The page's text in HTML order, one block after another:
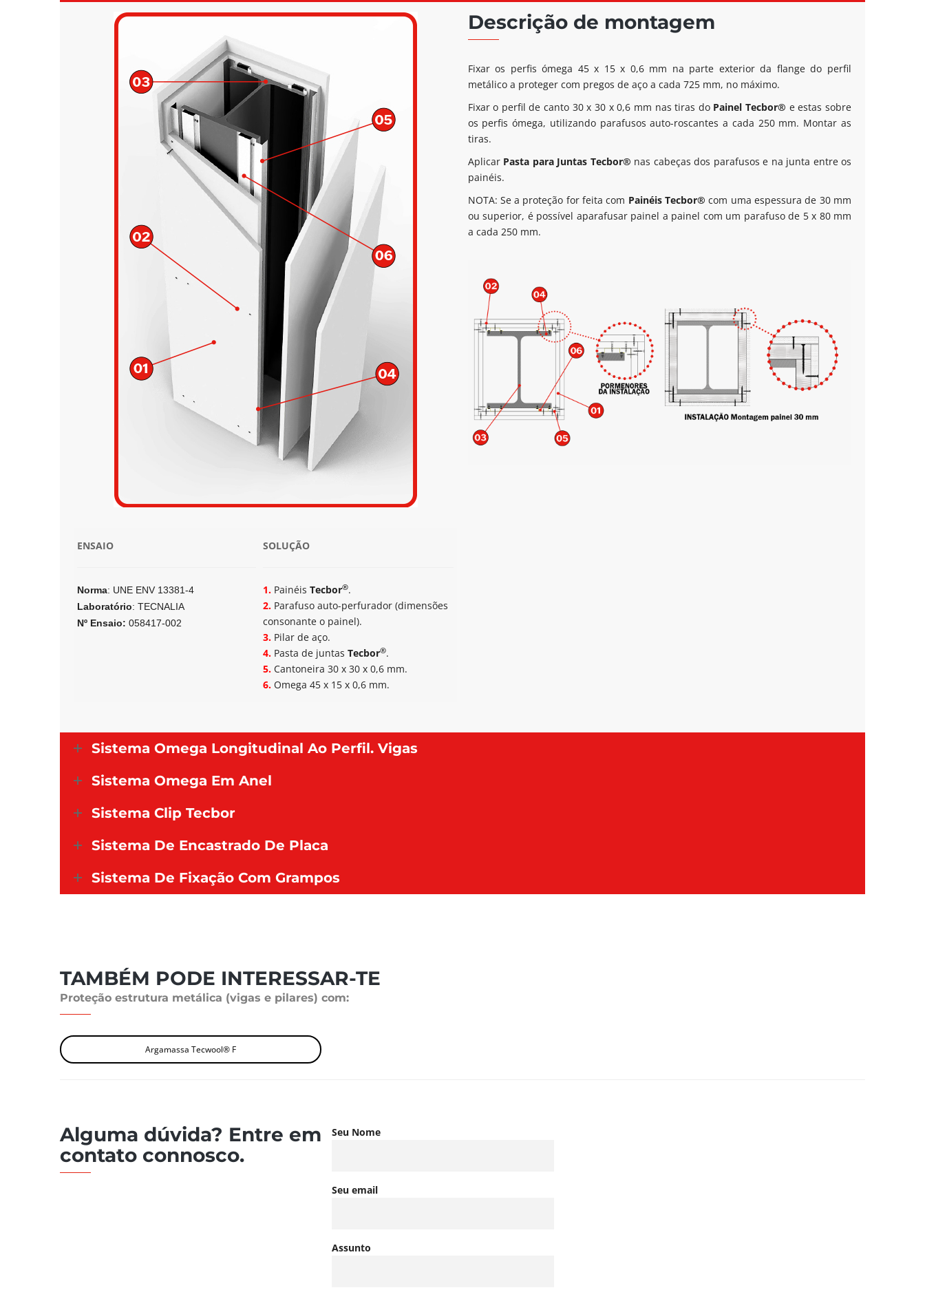
ENSAIO
Norma: UNE ENV 13381-4
Laboratório: TECNALIA
Nº Ensaio: 058417-002
SOLUÇÃO
1. Painéis Tecbor®.
2. Parafuso auto-perfurador (dimensões
consonante o painel).
3. Pilar de aço.
4. Pasta de juntas Tecbor®.
5. Cantoneira 30 x 30 x 0,6 mm.
6. Omega 45 x 15 x 0,6 mm.
Descrição de montagem
Fixar os perfis ómega 45 x 15 x 0,6 mm na parte exterior da flange do perfil
metálico a proteger com pregos de aço a cada 725 mm, no máximo.
Fixar o perfil de canto 30 x 30 x 0,6 mm nas tiras do Painel Tecbor® e estas sobre
os perfis ómega, utilizando parafusos auto-roscantes a cada 250 mm. Montar as
tiras.
Aplicar Pasta para Juntas Tecbor® nas cabeças dos parafusos e na junta entre os
painéis.
NOTA: Se a proteção for feita com Painéis Tecbor® com uma espessura de 30 mm
ou superior, é possível aparafusar painel a painel com um parafuso de 5 x 80 mm
a cada 250 mm.
Sistema Omega Longitudinal Ao Perfil. Vigas
Sistema Omega Em Anel
Sistema Clip Tecbor
Sistema De Encastrado De Placa
Sistema De Fixação Com Grampos
TAMBÉM PODE INTERESSAR-TE
Proteção estrutura metálica (vigas e pilares) com:
Argamassa Tecwool® F
Alguma dúvida? Entre em
contato connosco.
Seu Nome
Seu email
Assunto